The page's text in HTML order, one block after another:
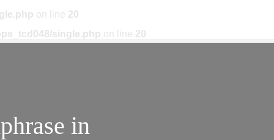
on line 20
single.php on line 20
in